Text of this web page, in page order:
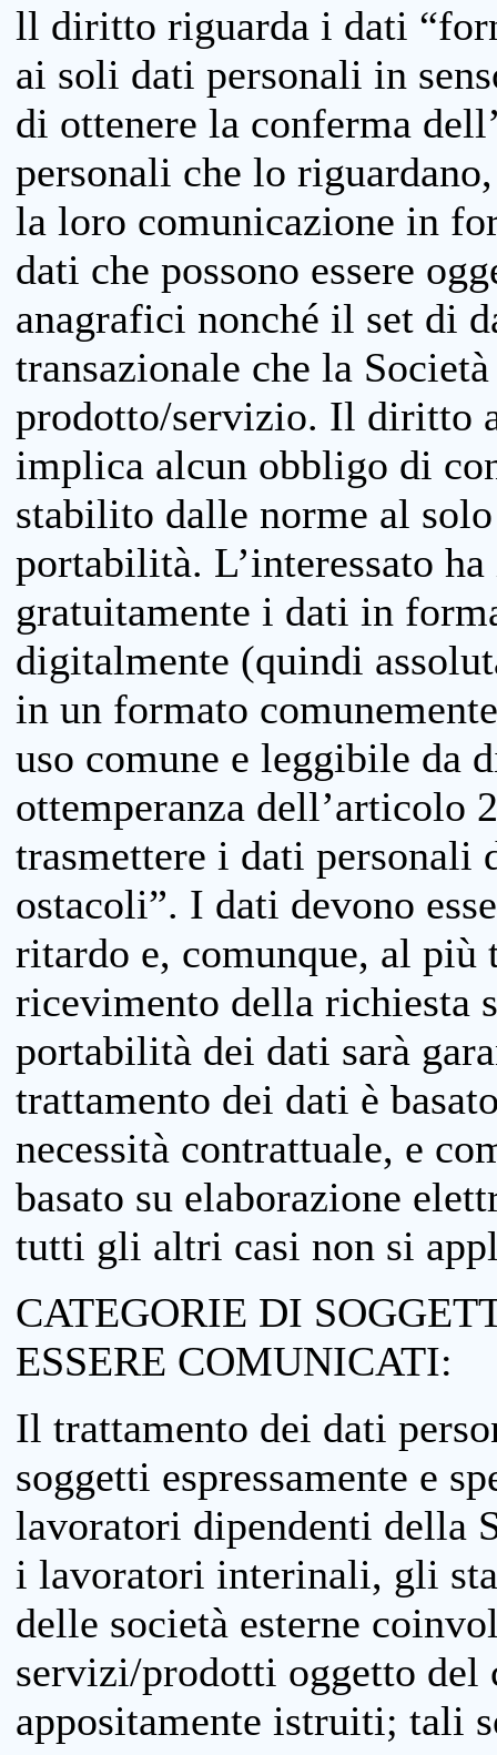
ll diritto riguarda i dati
ai soli dati personali in
di ottenere la conferma
personali che lo
la loro comunicazione in
dati che possono essere
anagrafici nonché il set di
transazionale che la
prodotto/servizio. Il diritto
implica alcun obbligo di
stabilito dalle norme al
portabilità. L’interessato
gratuitamente i dati in
digitalmente (quindi
in un formato
uso comune e leggibile da
ottemperanza dell’articolo
trasmettere i dati personali
ostacoli”. I dati devono
ritardo e, comunque, al più
ricevimento della richiesta
portabilità dei dati sarà
trattamento dei dati è
necessità contrattuale, e
basato su elaborazione
tutti gli altri casi non si
CATEGORIE DI
ESSERE COMUNICATI:
Il trattamento dei dati
soggetti espressamente e
lavoratori dipendenti della
i lavoratori interinali, gli
delle società esterne
servizi/prodotti oggetto
appositamente istruiti; tali